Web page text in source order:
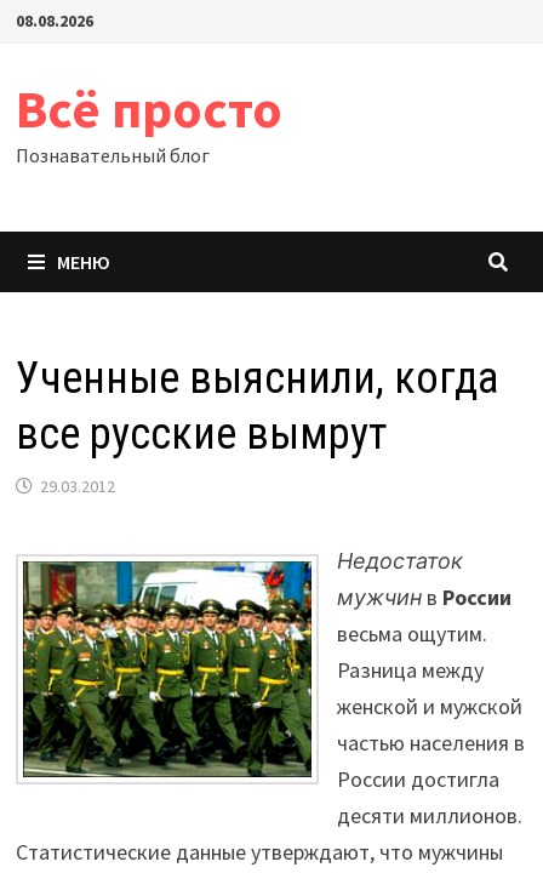
Перейти
08.08.2026
Всё просто
Познавательный блог
МЕНЮ
Ученные выяснили, когда
все русские вымрут
29.03.2012
Недостаток
мужчинв России
весьма ощутим.
Разница между
женской и мужской
частью населения в
России достигла
десяти миллионов.
Статистические данные утверждают, что мужчины